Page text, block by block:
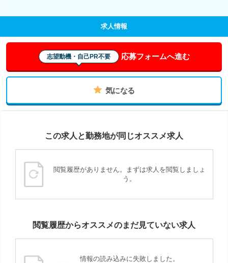
求人情報
志望動機・自己PR不要 応募フォームへ進む
気になる
この求人と勤務地が同じオススメ求人
閲覧履歴がありません。まずは求人を閲覧しましょ
う。
閲覧履歴からオススメのまだ見ていない求人
情報の読み込みに失敗しました。